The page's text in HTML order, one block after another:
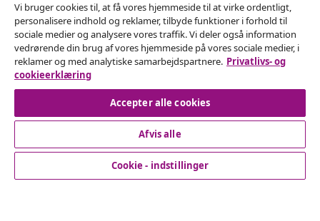
Fortryd køb
Indsend en anmodning om at fortryde din ordre.
Fortryd køb
Kundeservice
Vi bruger cookies til, at få vores hjemmeside til at virke ordentligt,
personalisere indhold og reklamer, tilbyde funktioner i forhold til
sociale medier og analysere vores traffik. Vi deler også information
vedrørende din brug af vores hjemmeside på vores sociale medier, i
reklamer og med analytiske samarbejdspartnere. Privatlivs- og
cookieerklæring
Accepter alle cookies
Afvis alle
Cookie - indstillinger